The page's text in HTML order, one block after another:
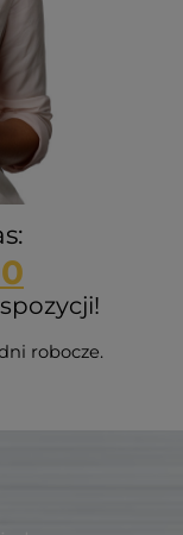
robocze.